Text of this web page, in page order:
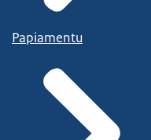
Papiamentu